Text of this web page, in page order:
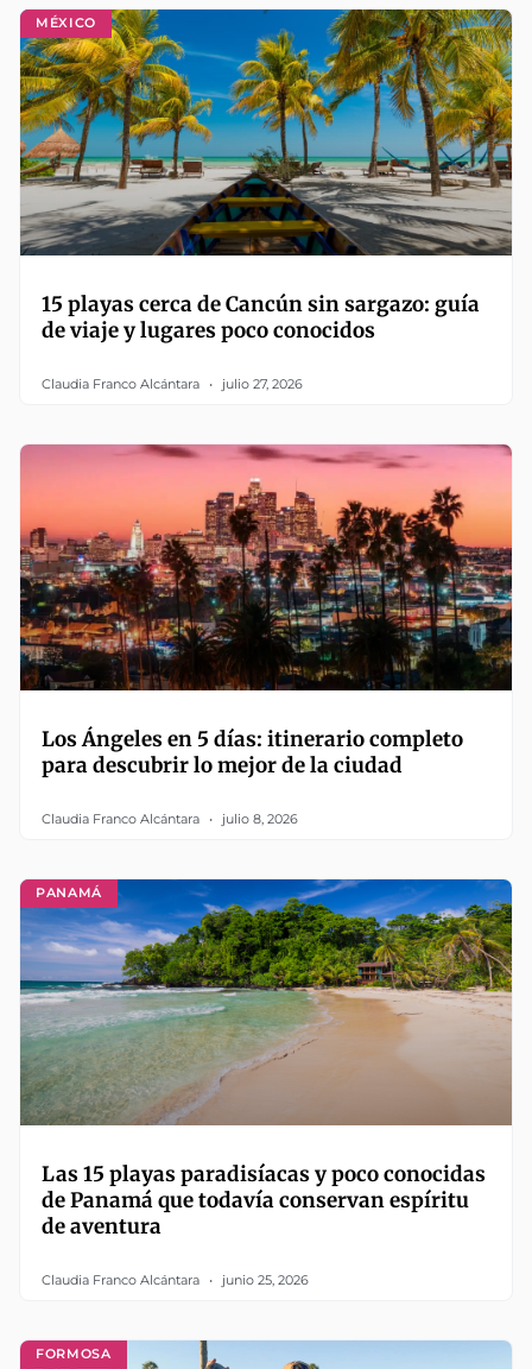
MÉXICO
15 playas cerca de Cancún sin sargazo: guía
de viaje y lugares poco conocidos
Claudia Franco Alcántara julio 27, 2026
Los Ángeles en 5 días: itinerario completo
para descubrir lo mejor de la ciudad
Claudia Franco Alcántara julio 8, 2026
PANAMÁ
Las 15 playas paradisíacas y poco conocidas
de Panamá que todavía conservan espíritu
de aventura
Claudia Franco Alcántara junio 25, 2026
FORMOSA